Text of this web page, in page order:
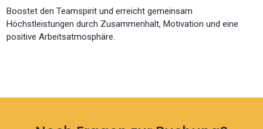
Boostet den Teamspirit und erreicht gemeinsam
Höchstleistungen durch Zusammenhalt, Motivation und eine
positive Arbeitsatmosphäre.